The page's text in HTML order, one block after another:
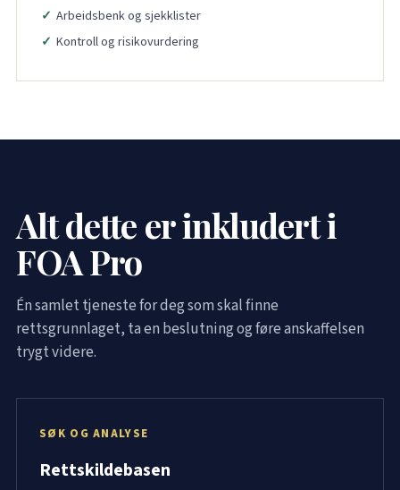
Arbeidsbenk og sjekklister
Kontroll og risikovurdering
Alt dette er inkludert i
FOA Pro
Én samlet tjeneste for deg som skal finne
rettsgrunnlaget, ta en beslutning og føre anskaffelsen
trygt videre.
SØK OG ANALYSE
Rettskildebasen